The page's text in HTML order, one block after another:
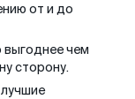
от и до
выгоднее чем
сторону.